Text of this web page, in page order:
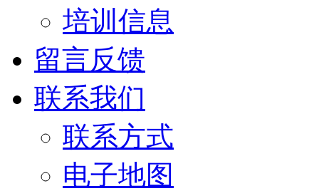
培训信息
留言反馈
联系我们
联系方式
电子地图